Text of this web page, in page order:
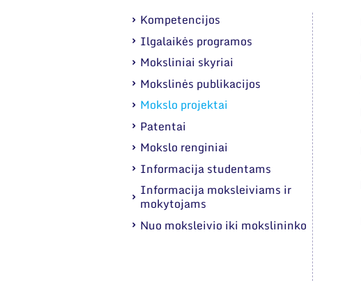
Kompetencijos
Ilgalaikės programos
Moksliniai skyriai
Mokslinės publikacijos
Mokslo projektai
Patentai
Mokslo renginiai
Informacija studentams
Informacija moksleiviams ir
mokytojams
Nuo moksleivio iki mokslininko